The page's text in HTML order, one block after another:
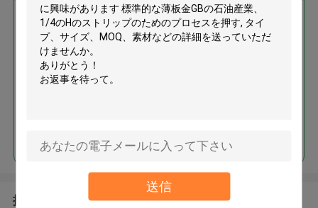
送信
標準的な薄板金GBの石油産業、
1/4のHのストリップのためのプ
推薦されたプロダクト